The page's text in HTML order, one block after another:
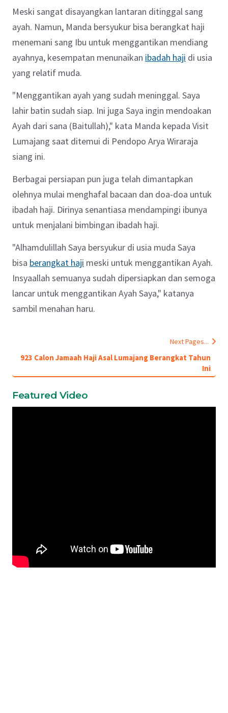
Meski sangat disayangkan lantaran ditinggal sang
ayah. Namun, Manda bersyukur bisa berangkat haji
menemani sang Ibu untuk menggantikan mendiang
ayahnya, kesempatan menunaikan ibadah haji di usia
yang relatif muda.
"Menggantikan ayah yang sudah meninggal. Saya
lahir batin sudah siap. Ini juga Saya ingin mendoakan
Ayah dari sana (Baitullah)," kata Manda kepada Visit
Lumajang saat ditemui di Pendopo Arya Wiraraja
siang ini.
Berbagai persiapan pun juga telah dimantapkan
olehnya mulai menghafal bacaan dan doa-doa untuk
ibadah haji. Dirinya senantiasa mendampingi ibunya
untuk menjalani bimbingan ibadah haji.
"Alhamdulillah Saya bersyukur di usia muda Saya
bisa berangkat haji meski untuk menggantikan Ayah.
Insyaallah semuanya sudah dipersiapkan dan semoga
lancar untuk menggantikan Ayah Saya," katanya
sambil menahan haru.
Next Pages...
923 Calon Jamaah Haji Asal Lumajang Berangkat Tahun
Ini
Featured Video